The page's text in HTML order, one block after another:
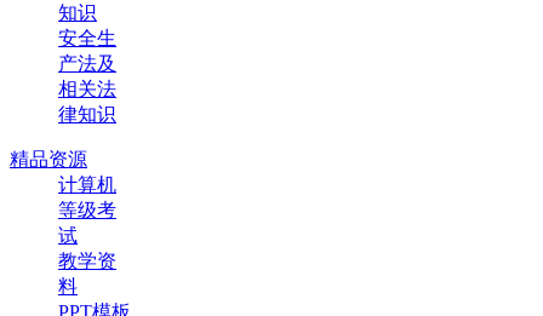
知识
安全生
产法及
相关法
律知识
精品资源
计算机
等级考
试
教学资
料
PPT模板